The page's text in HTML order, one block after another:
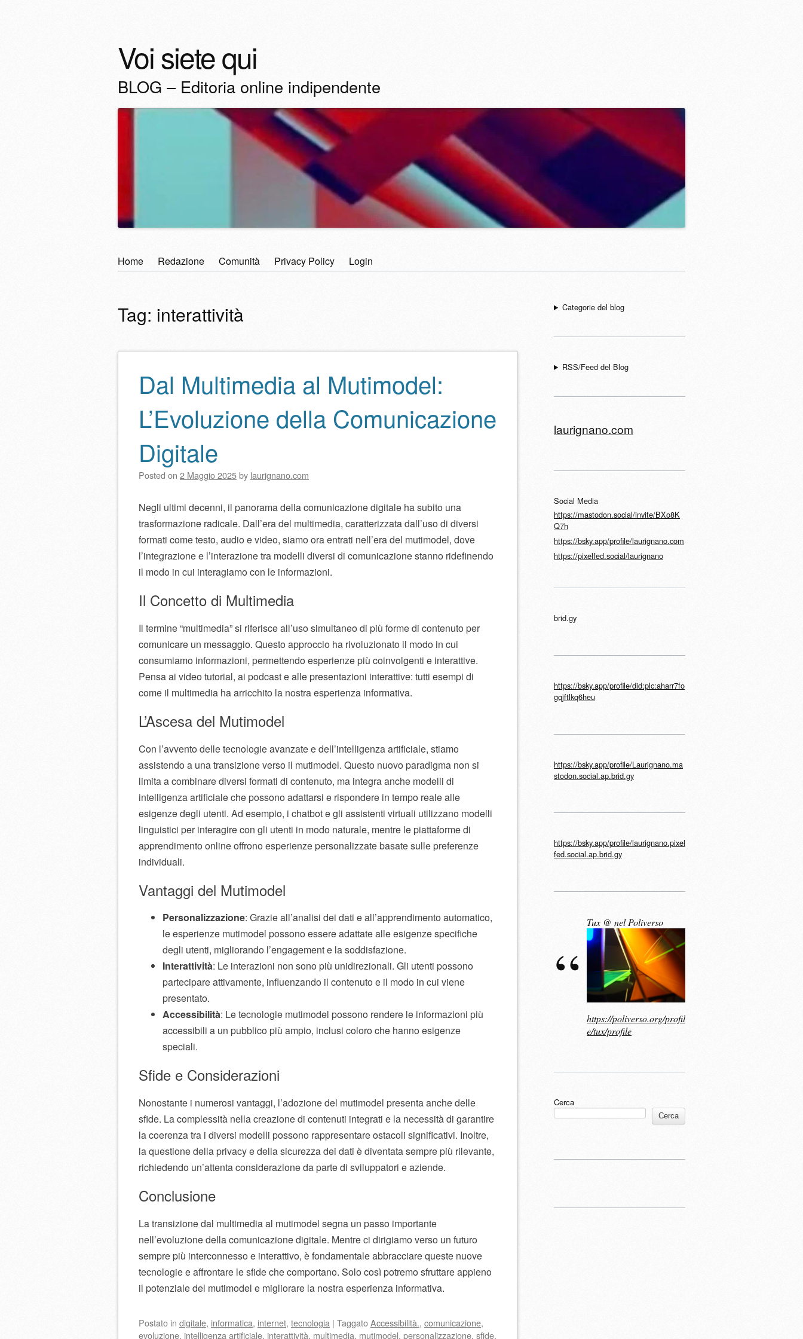
Voi siete qui
BLOG – Editoria online indipendente
Vai
Home Redazione Comunità Privacy Policy Login
Tag: interattività
Navigazione articolo
Dal Multimedia al Mutimodel:
L’Evoluzione della Comunicazione
Digitale
Posted on 2 Maggio 2025by laurignano.com
Negli ultimi decenni, il panorama della comunicazione digitale ha subito una
trasformazione radicale. Dall’era del multimedia, caratterizzata dall’uso di diversi
formati come testo, audio e video, siamo ora entrati nell’era del mutimodel, dove
l’integrazione e l’interazione tra modelli diversi di comunicazione stanno ridefinendo
il modo in cui interagiamo con le informazioni.
Il Concetto di Multimedia
Il termine “multimedia” si riferisce all’uso simultaneo di più forme di contenuto per
comunicare un messaggio. Questo approccio ha rivoluzionato il modo in cui
consumiamo informazioni, permettendo esperienze più coinvolgenti e interattive.
Pensa ai video tutorial, ai podcast e alle presentazioni interattive: tutti esempi di
come il multimedia ha arricchito la nostra esperienza informativa.
L’Ascesa del Mutimodel
Con l’avvento delle tecnologie avanzate e dell’intelligenza artificiale, stiamo
assistendo a una transizione verso il mutimodel. Questo nuovo paradigma non si
limita a combinare diversi formati di contenuto, ma integra anche modelli di
intelligenza artificiale che possono adattarsi e rispondere in tempo reale alle
esigenze degli utenti. Ad esempio, i chatbot e gli assistenti virtuali utilizzano modelli
linguistici per interagire con gli utenti in modo naturale, mentre le piattaforme di
apprendimento online offrono esperienze personalizzate basate sulle preferenze
individuali.
Vantaggi del Mutimodel
Personalizzazione: Grazie all’analisi dei dati e all’apprendimento automatico,
le esperienze mutimodel possono essere adattate alle esigenze specifiche
degli utenti, migliorando l’engagement e la soddisfazione.
Interattività: Le interazioni non sono più unidirezionali. Gli utenti possono
partecipare attivamente, influenzando il contenuto e il modo in cui viene
presentato.
Accessibilità: Le tecnologie mutimodel possono rendere le informazioni più
accessibili a un pubblico più ampio, inclusi coloro che hanno esigenze
speciali.
Sfide e Considerazioni
Nonostante i numerosi vantaggi, l’adozione del mutimodel presenta anche delle
sfide. La complessità nella creazione di contenuti integrati e la necessità di garantire
la coerenza tra i diversi modelli possono rappresentare ostacoli significativi. Inoltre,
la questione della privacy e della sicurezza dei dati è diventata sempre più rilevante,
richiedendo un’attenta considerazione da parte di sviluppatori e aziende.
Conclusione
La transizione dal multimedia al mutimodel segna un passo importante
nell’evoluzione della comunicazione digitale. Mentre ci dirigiamo verso un futuro
sempre più interconnesso e interattivo, è fondamentale abbracciare queste nuove
tecnologie e affrontare le sfide che comportano. Solo così potremo sfruttare appieno
il potenziale del mutimodel e migliorare la nostra esperienza informativa.
Postato in digitale, informatica, internet, tecnologia | TaggatoAccessibilità., comunicazione,
evoluzione, intelligenza artificiale, interattività, multimedia, mutimodel, personalizzazione, sfide,
Categorie del blog
RSS/Feed del Blog
laurignano.com
Social Media
https://mastodon.social/invite/BXo8K
Q7h
https://bsky.app/profile/laurignano.com
https://pixelfed.social/laurignano
brid.gy
https://bsky.app/profile/did:plc:aharr7fo
gqjftlkq6heu
https://bsky.app/profile/Laurignano.ma
stodon.social.ap.brid.gy
https://bsky.app/profile/laurignano.pixel
fed.social.ap.brid.gy
Tux @ nel Poliverso
https://poliverso.org/profil
e/tux/profile
Cerca
Cerca